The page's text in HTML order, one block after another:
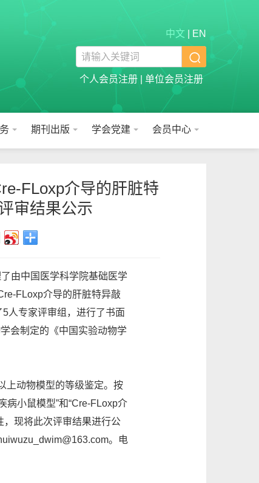
中文 EN

个人会员注册| 单位会员注册
期刊出版 学会党建 会员中心
FLoxp介导的肝脏特
审结果公示
由中国医学科学院基础医学
FLoxp介导的肝脏特异敲
人专家评审组，进行了书面
会制定的《中国实验动物学
上动物模型的等级鉴定。按
小鼠模型”和“Cre-FLoxp介
，现将此次评审结果进行公
。电